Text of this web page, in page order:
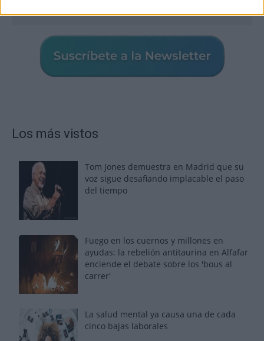
Los más vistos
Tom Jones demuestra en Madrid que su
voz sigue desafiando implacable el paso
del tiempo
Fuego en los cuernos y millones en
ayudas: la rebelión antitaurina en Alfafar
enciende el debate sobre los 'bous al
carrer'
La salud mental ya causa una de cada
cinco bajas laborales